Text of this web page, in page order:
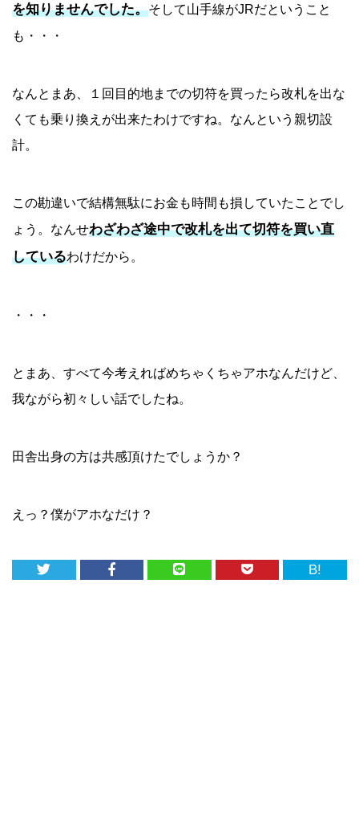
を知りませんでした。そして山手線がJRだということ
も・・・
なんとまあ、１回目的地までの切符を買ったら改札を出な
くても乗り換えが出来たわけですね。なんという親切設
計。
この勘違いで結構無駄にお金も時間も損していたことでし
ょう。なんせわざわざ途中で改札を出て切符を買い直
しているわけだから。
・・・
とまあ、すべて今考えればめちゃくちゃアホなんだけど、
我ながら初々しい話でしたね。
田舎出身の方は共感頂けたでしょうか？
えっ？僕がアホなだけ？
B!